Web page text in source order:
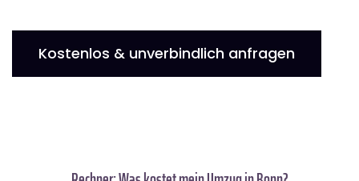
Kostenlos & unverbindlich anfragen